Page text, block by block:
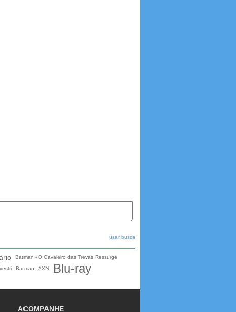
usar busca
Batman - O Cavaleiro das Trevas Ressurge
Batman AXN Blu-ray
ACOMPANHE